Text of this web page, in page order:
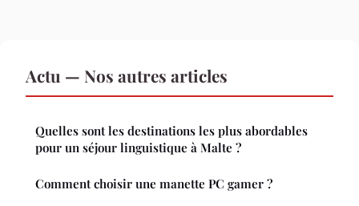
Actu — Nos autres articles
Quelles sont les destinations les plus abordables
pour un séjour linguistique à Malte ?
Comment choisir une manette PC gamer ?